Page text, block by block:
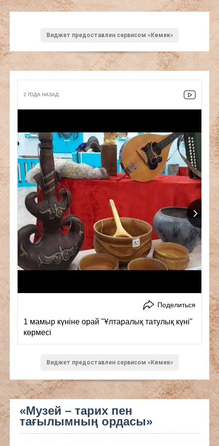
Виджет предоставлен сервисом «Көмек»
2 ГОДА НАЗАД
Поделиться
1 мамыр күніне орай "Ұлтаралық татулық күні"
көрмесі
Виджет предоставлен сервисом «Көмек»
«Музей – тарих пен
тағылымның ордасы»